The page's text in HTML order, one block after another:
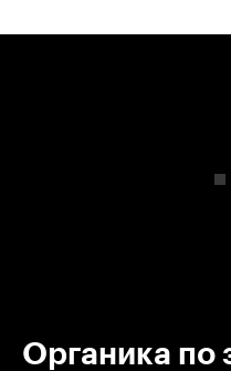
Органика по